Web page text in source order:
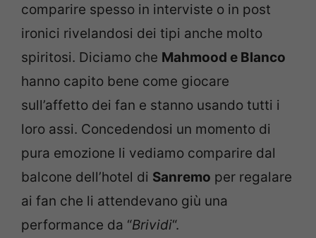
comparire spesso in interviste o in post
ironici rivelandosi dei tipi anche molto
spiritosi. Diciamo che Mahmood e Blanco
hanno capito bene come giocare
sull’affetto dei fan e stanno usando tutti i
loro assi. Concedendosi un momento di
pura emozione li vediamo comparire dal
balcone dell’hotel di Sanremo per regalare
ai fan che li attendevano giù una
performance da “Brividi“.